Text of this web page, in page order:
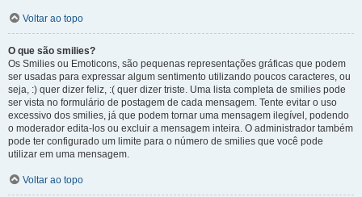
Voltar ao topo
O que são smilies?
Os Smilies ou Emoticons, são pequenas representações gráficas que podem
ser usadas para expressar algum sentimento utilizando poucos caracteres, ou
seja, :) quer dizer feliz, :( quer dizer triste. Uma lista completa de smilies pode
ser vista no formulário de postagem de cada mensagem. Tente evitar o uso
excessivo dos smilies, já que podem tornar uma mensagem ilegível, podendo
o moderador edita-los ou excluir a mensagem inteira. O administrador também
pode ter configurado um limite para o número de smilies que você pode
utilizar em uma mensagem.
Voltar ao topo